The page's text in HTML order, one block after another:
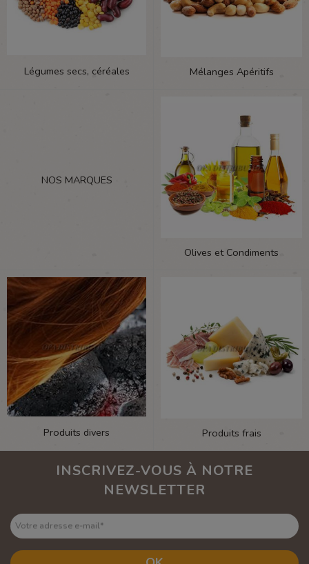
Légumes secs, céréales Mélanges Apéritifs
NOS MARQUES
Olives et Condiments
Produits divers Produits frais
INSCRIVEZ-VOUS À NOTRE
NEWSLETTER
Votre adresse e-mail*